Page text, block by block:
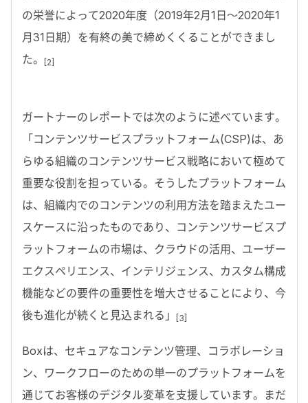
の栄誉によって2020年度（2019年2月1日〜2020年1
月31日期）を有終の美で締めくくることができまし
た。
[2]
ガートナーのレポートでは次のように述べています。
「コンテンツサービスプラットフォーム(CSP)は、あ
らゆる組織のコンテンツサービス戦略において極めて
重要な役割を担っている。そうしたプラットフォーム
は、組織内でのコンテンツの利用方法を踏まえたユー
スケースに沿ったものであり、コンテンツサービスプ
ラットフォームの市場は、クラウドの活用、ユーザー
エクスペリエンス、インテリジェンス、カスタム構成
機能などの要件の重要性を増大させることにより、今
後も進化が続くと見込まれる」
[3]
Boxは、セキュアなコンテンツ管理、コラボレーショ
ン、ワークフローのための単一のプラットフォームを
通じてお客様のデジタル変革を支援しています。まだ